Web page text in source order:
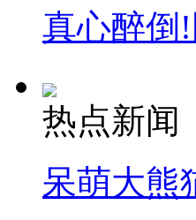
真心醉倒
热点新闻
呆萌大熊